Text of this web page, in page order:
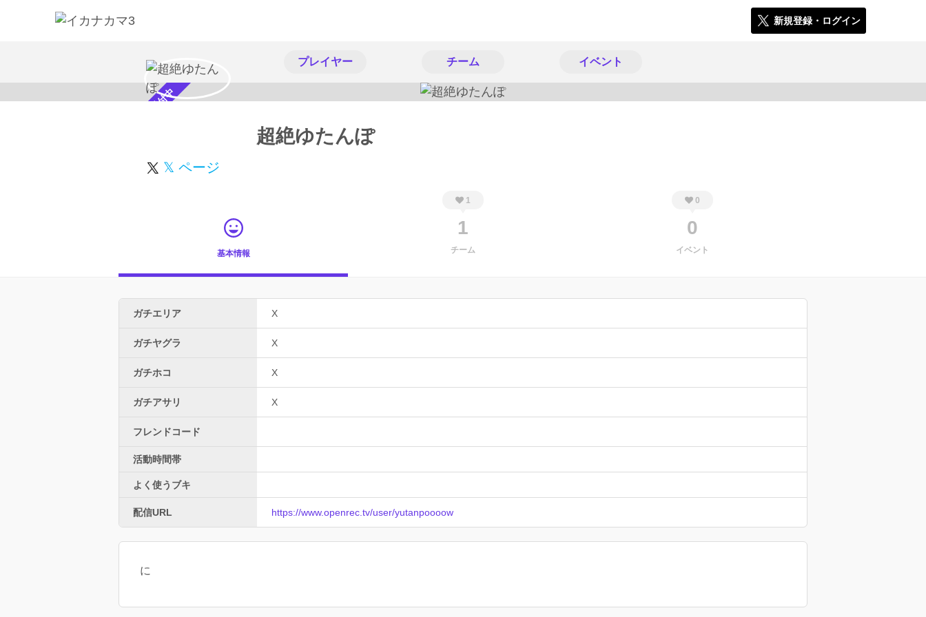
新規登録・ログイン
プレイヤー チーム イベント
スカウト受付中 超絶ゆたんぽ
𝕏 ページ
基本情報
1
1
チーム
0
0
イベント
ガチエリア X
ガチヤグラ X
ガチホコ X
ガチアサリ X
フレンドコード
活動時間帯
よく使うブキ
配信URL https://www.openrec.tv/user/yutanpoooow
に